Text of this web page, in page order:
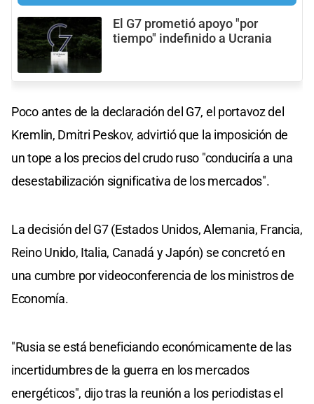
El G7 prometió apoyo "por
tiempo" indefinido a Ucrania
Poco antes de la declaración del G7, el portavoz del
Kremlin, Dmitri Peskov, advirtió que la imposición de
un tope a los precios del crudo ruso "conduciría a una
desestabilización significativa de los mercados".
La decisión del G7 (Estados Unidos, Alemania, Francia,
Reino Unido, Italia, Canadá y Japón) se concretó en
una cumbre por videoconferencia de los ministros de
Economía.
"Rusia se está beneficiando económicamente de las
incertidumbres de la guerra en los mercados
energéticos", dijo tras la reunión a los periodistas el